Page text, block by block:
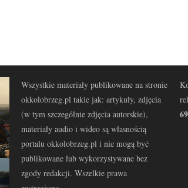
Wszystkie materiały publikowane na stronie
okkolobrzeg.pl takie jak: artykuły, zdjęcia
(w tym szczególnie zdjęcia autorskie),
materiały audio i wideo są własnością
portalu okkolobrzeg.pl i nie mogą być
publikowane lub wykorzystywane bez
zgody redakcji. Wszelkie prawa